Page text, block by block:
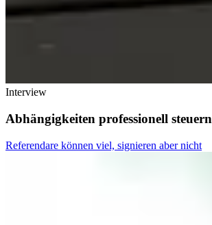
Interview
Abhängigkeiten professionell steuern
Referendare können viel, signieren aber nicht